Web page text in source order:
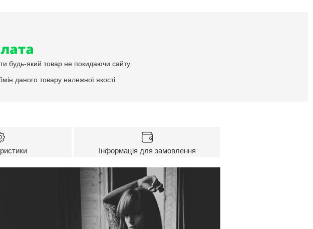
будь-який товар не покидаючи сайту.
даного товару належної якості
Інформація для замовлення